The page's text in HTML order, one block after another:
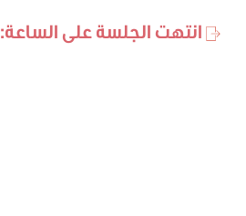
انتهت الجلسة على الساعة: 12:48